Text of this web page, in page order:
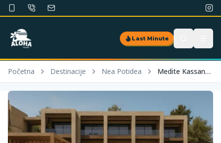
Last Minute
Početna Destinacije Nea Potidea Medite Kassandra Resort & Spa